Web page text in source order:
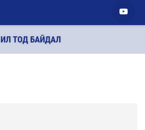
ИЛ ТОД БАЙДАЛ